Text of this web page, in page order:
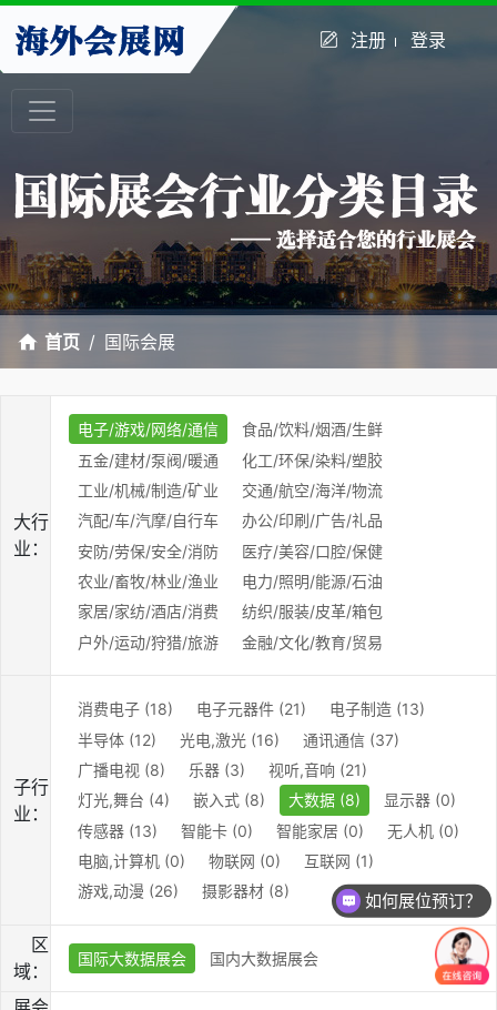
注册 登录
首页 国际会展
大行
业：
电子/游戏/网络/通信
食品/饮料/烟酒/生鲜
五金/建材/泵阀/暖通
化工/环保/染料/塑胶
工业/机械/制造/矿业
交通/航空/海洋/物流
汽配/车/汽摩/自行车
办公/印刷/广告/礼品
安防/劳保/安全/消防
医疗/美容/口腔/保健
农业/畜牧/林业/渔业
电力/照明/能源/石油
家居/家纺/酒店/消费
纺织/服装/皮革/箱包
户外/运动/狩猎/旅游
金融/文化/教育/贸易
子行
业：
消费电子 (18) 电子元器件 (21)
电子制造 (13)
半导体 (12)
光电,激光 (16)
通讯通信 (37)
广播电视 (8)
乐器 (3)
视听,音响 (21)
灯光,舞台 (4)
嵌入式 (8) 大数据 (8)
显示器 (0)
传感器 (13)
智能卡 (0) 智能家居 (0)
无人机 (0)
电脑,计算机 (0)
物联网 (0)
互联网 (1)
游戏,动漫 (26)
摄影器材 (8)
区
域：
国际大数据展会 国内大数据展会
如何展位预订？